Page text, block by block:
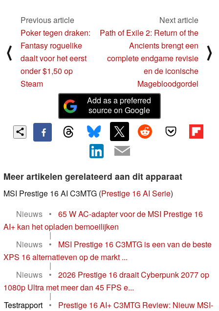
⟨
Previous article
Poker tegen draken:
Fantasy roguelike
daalt voor het eerst
onder $1,50 op
Steam
Next article
Path of Exile 2: Return of the
Ancients brengt een
complete endgame revisie
en de iconische
Magebloodgordel
⟩
Add as a preferred
source on Google
Meer artikelen gerelateerd aan dit apparaat
MSI Prestige 16 AI C3MTG (Prestige 16 AI Serie)
Nieuws
•
65 W AC-adapter voor de MSI Prestige 16
AI+ kan het opladen bemoeilijken
|
Nieuws
•
MSI Prestige 16 C3MTG is een van de beste
XPS 16 alternatieven op de markt ...
|
Nieuws
•
2026 Prestige 16 draait Cyberpunk 2077 op
1080p Ultra met meer dan 45 FPS e...
|
Testrapport
•
Prestige 16 AI+ C3MTG Review: Nieuw MSI-